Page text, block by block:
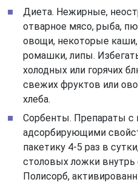
Диета. Нежирные,
отварное мясо, рыба,
овощи, некоторые каши,
ромашки, липы.
холодных или горячих
свежих фруктов или
хлеба.
Сорбенты. Препараты
адсорбирующими
пакетику 4-5 раз в
столовых ложки внутрь
Полисорб,